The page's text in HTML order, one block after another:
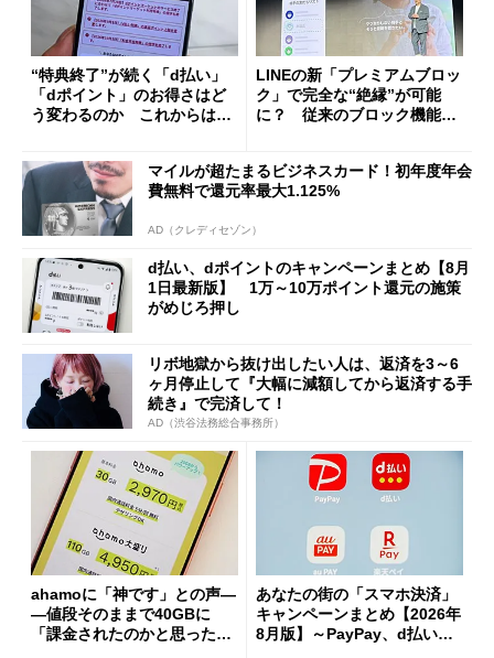
“特典終了”が続く「d払い」
「dポイント」のお得さはど
う変わるのか これからは
LINEの新「プレミアムブロッ
ク」で完全な“絶縁”が可能
に？ 従来のブロック機能と
マイルが超たまるビジネスカード！初年度年会
費無料で還元率最大1.125%
AD（クレディセゾン）
d払い、dポイントのキャンペーンまとめ【8月
1日最新版】 1万～10万ポイント還元の施策
がめじろ押し
リボ地獄から抜け出したい人は、返済を3～6
ヶ月停止して『大幅に減額してから返済する手
続き』で完済して！
AD（渋谷法務総合事務所）
ahamoに「神です」との声―
―値段そのままで40GBに
「課金されたのかと思った」
あなたの街の「スマホ決済」
キャンペーンまとめ【2026年
8月版】～PayPay、d払い、a